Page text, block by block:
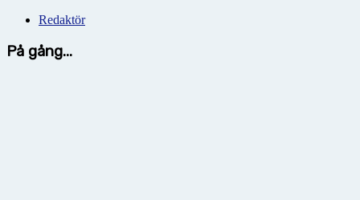
Redaktör
På gång...